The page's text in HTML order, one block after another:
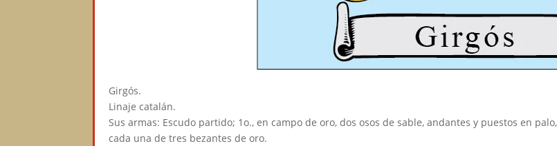
Girgós.
Linaje catalán.
Sus armas: Escudo partido; 1o., en campo de oro, dos osos de sable, andantes y puestos en
cada una de tres bezantes de oro.